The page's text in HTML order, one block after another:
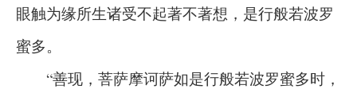
眼触为缘所生诸受不起著不著想，是行般若波罗
蜜多。
“善现，菩萨摩诃萨如是行般若波罗蜜多时，